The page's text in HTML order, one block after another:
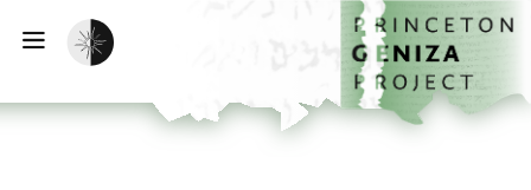
דילוג לתוכן
דף הבית
הפעלת מצב כהה